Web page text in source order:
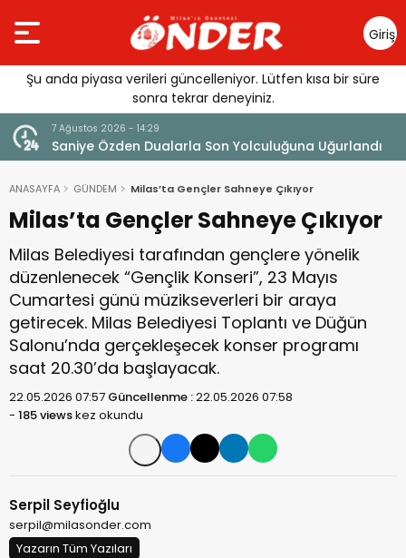
Giriş
Yap
Şu anda piyasa verileri güncelleniyor. Lütfen kısa bir süre
sonra tekrar deneyiniz.
7 Ağustos 2026 - 14:29
Saniye Özden Dualarla Son Yolculuğuna Uğurlandı
ANASAYFA GÜNDEM Milas’ta Gençler Sahneye Çıkıyor
Milas’ta Gençler Sahneye Çıkıyor
Milas Belediyesi tarafından gençlere yönelik
düzenlenecek “Gençlik Konseri”, 23 Mayıs
Cumartesi günü müzikseverleri bir araya
getirecek. Milas Belediyesi Toplantı ve Düğün
Salonu’nda gerçekleşecek konser programı
saat 20.30’da başlayacak.
22.05.2026 07:57 Güncellenme :22.05.2026 07:58
- 185 viewskez okundu
Serpil Seyfioğlu
serpil@milasonder.com
Yazarın Tüm Yazıları